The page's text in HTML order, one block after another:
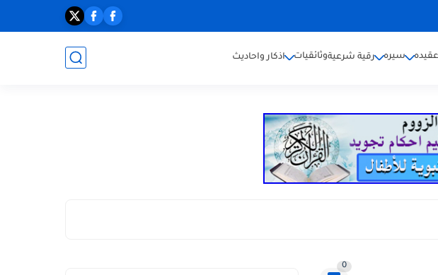
سيره رقية شرعيةوثائقيات اذكار واحاديث
0